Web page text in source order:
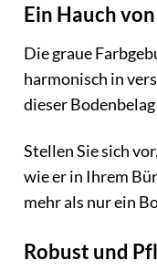
Ein Hauch
Die graue
harmonisch in
dieser
Stellen Sie sich
wie er in Ihrem
mehr als nur ein
Robust und